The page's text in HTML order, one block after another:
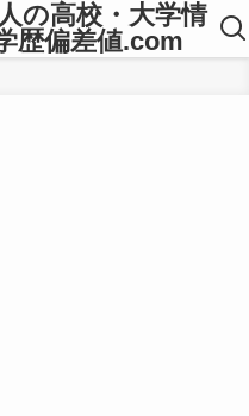
の高校・大学情
歴偏差値.com